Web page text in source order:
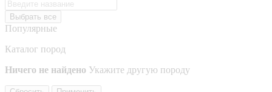
Выбрать все
Популярные
Каталог пород
Ничего не найдено Укажите другую породу